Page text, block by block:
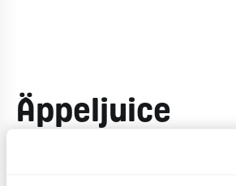
Äppeljuice